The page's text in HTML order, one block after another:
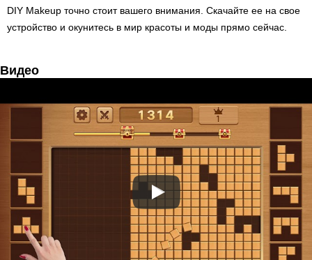
DIY Makeup точно стоит вашего внимания. Скачайте ее на свое
устройство и окунитесь в мир красоты и моды прямо сейчас.
Видео